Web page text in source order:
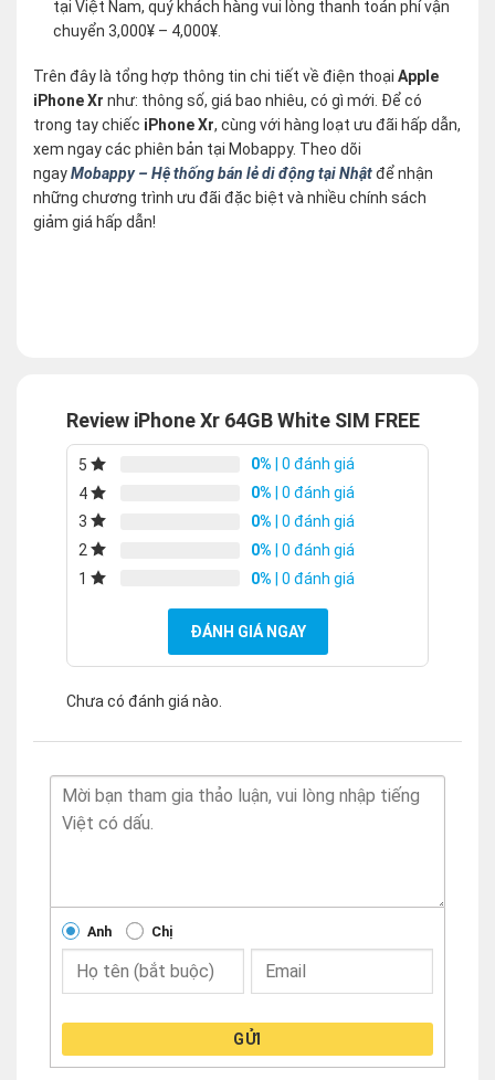
tại Việt Nam, quý khách hàng vui lòng thanh toán phí vận
chuyển 3,000¥ – 4,000¥.
Trên đây là tổng hợp thông tin chi tiết về điện thoại Apple
iPhone Xr như: thông số, giá bao nhiêu, có gì mới. Để có
trong tay chiếc iPhone Xr, cùng với hàng loạt ưu đãi hấp dẫn,
xem ngay các phiên bản tại Mobappy. Theo dõi
ngayMobappy – Hệ thống bán lẻ di động tại Nhậtđể nhận
những chương trình ưu đãi đặc biệt và nhiều chính sách
giảm giá hấp dẫn!
Review iPhone Xr 64GB White SIM FREE
5 0% | 0 đánh giá
4
0% | 0 đánh giá
3
0% | 0 đánh giá
2
0% | 0 đánh giá
1
0% | 0 đánh giá
ĐÁNH GIÁ NGAY
Chưa có đánh giá nào.
Anh Chị
GỬI